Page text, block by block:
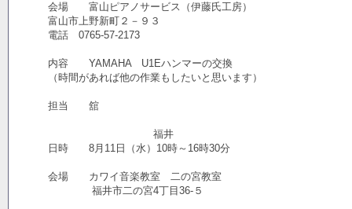
会場 富山ピアノサービス（伊藤氏工房）
富山市上野新町２－９３
電話 0765-57-2173
内容 YAMAHA U1Eハンマーの交換
（時間があれば他の作業もしたいと思います）
担当 舘
福井
日時 8月11日（水）10時～16時30分
会場 カワイ音楽教室 二の宮教室
福井市二の宮4丁目36-５